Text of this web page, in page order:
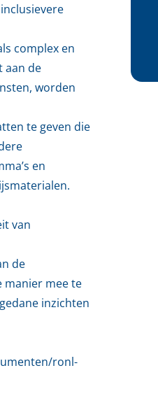
complex en
aan de
worden
te geven die
en
van
de
manier mee te
inzichten
ronl-